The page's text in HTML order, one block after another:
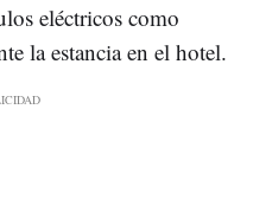
eléctricos como
la estancia en el hotel.